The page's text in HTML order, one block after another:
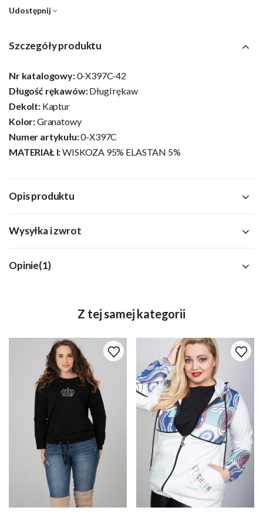
Udostępnij
Szczegóły produktu
Nr katalogowy:0-X397C-42
Długość rękawów:Długi rękaw
Dekolt: Kaptur
Kolor:Granatowy
Numer artykułu:0-X397C
MATERIAŁ I:WISKOZA 95% ELASTAN 5%
Opis produktu
Wysyłka i zwrot
Opinie(1)
Z tej samej kategorii